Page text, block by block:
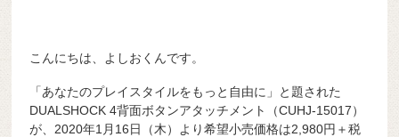
こんにちは、よしおくんです。
「あなたのプレイスタイルをもっと自由に」と題された
DUALSHOCK 4背面ボタンアタッチメント（CUHJ-15017）
が、2020年1月16日（木）より希望小売価格は2,980円＋税